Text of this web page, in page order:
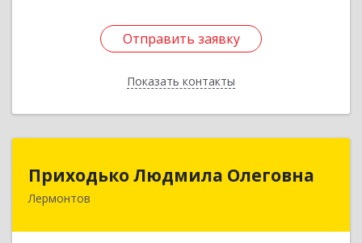
Отправить заявку
Показать контакты
Отправить заявку
Назад
Приходько Людмила Олеговна
Лермонтов
357341, Лермонтов г, П.Лумумбы ул, дом №